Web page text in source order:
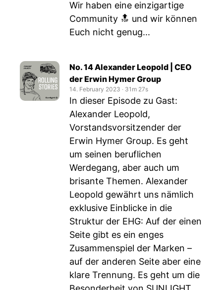
Wir haben eine einzigartige
Community 🔝 und wir können
Euch nicht genug...
No. 14 Alexander Leopold | CEO
der Erwin Hymer Group
14. February 2023 ‧ 31m 27s
In dieser Episode zu Gast:
Alexander Leopold,
Vorstandsvorsitzender der
Erwin Hymer Group. Es geht
um seinen beruflichen
Werdegang, aber auch um
brisante Themen. Alexander
Leopold gewährt uns nämlich
exklusive Einblicke in die
Struktur der EHG: Auf der einen
Seite gibt es ein enges
Zusammenspiel der Marken –
auf der anderen Seite aber eine
klare Trennung. Es geht um die